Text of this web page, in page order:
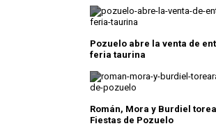
Pozuelo abre la venta de
feria taurina
Román, Mora y Burdiel
Fiestas de Pozuelo